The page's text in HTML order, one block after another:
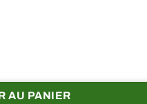
AU PANIER